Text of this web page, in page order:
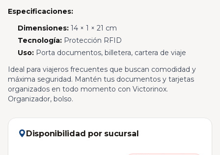
Especificaciones:
Dimensiones:14 × 1 × 21 cm
Tecnología:Protección RFID
Uso:Porta documentos, billetera, cartera de viaje
Ideal para viajeros frecuentes que buscan comodidad y
máxima seguridad. Mantén tus documentos y tarjetas
organizados en todo momento con Victorinox.
Organizador, bolso.
Disponibilidad por sucursal